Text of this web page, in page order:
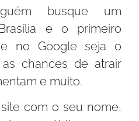
busque um
e o primeiro
no Google seja o
chances de atrair
e muito.
com o seu nome,